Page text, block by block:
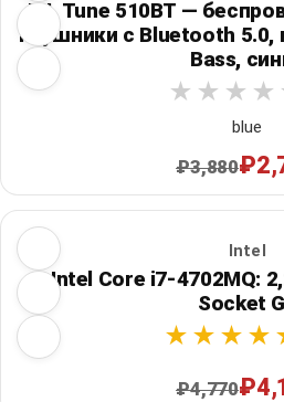
JBL Tune 510BT —
наушники с Bluetooth
Bass,
blue
₽3,880
Intel
Intel Core i7-4702MQ:
Socket
₽4,770